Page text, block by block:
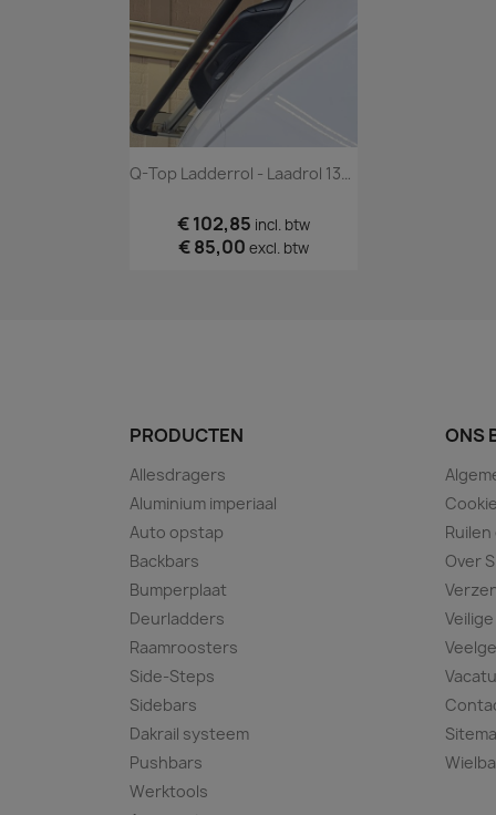
€ 102,85 incl. btw
€ 85,00 excl. btw
PRODUCTEN
Allesdragers
Aluminium imperiaal
Auto opstap
Backbars
Bumperplaat
Deurladders
Raamroosters
Side-Steps
Sidebars
Dakrail systeem
Pushbars
Werktools
ONS
Over